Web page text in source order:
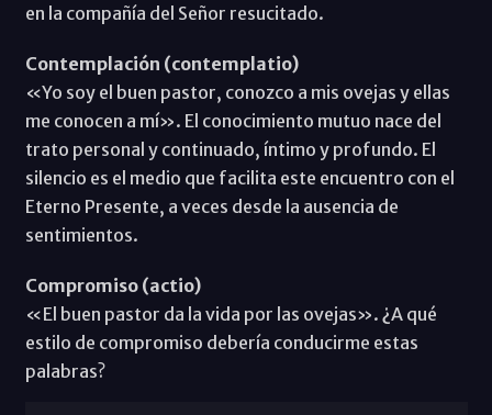
en la compañía del Señor resucitado.
Contemplación (contemplatio)
«Yo soy el buen pastor, conozco a mis ovejas y ellas
me conocen a mí». El conocimiento mutuo nace del
trato personal y continuado, íntimo y profundo. El
silencio es el medio que facilita este encuentro con el
Eterno Presente, a veces desde la ausencia de
sentimientos.
Compromiso (actio)
«El buen pastor da la vida por las ovejas». ¿A qué
estilo de compromiso debería conducirme estas
palabras?